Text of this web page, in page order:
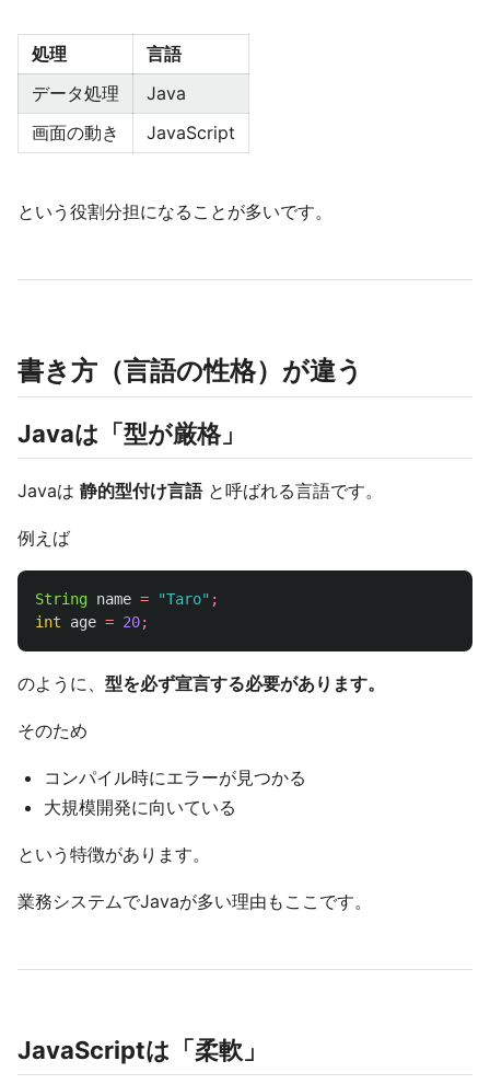
処理
言語
データ処理
Java
画面の動き
JavaScript
という役割分担になることが多いです。
書き方（言語の性格）が違う
Javaは「型が厳格」
Javaは 静的型付け言語と呼ばれる言語です。
例えば
String name = "Taro" ;
int
age = 20;
のように、 型を必ず宣言する必要があります。
そのため
コンパイル時にエラーが見つかる
大規模開発に向いている
という特徴があります。
業務システムでJavaが多い理由もここです。
JavaScriptは「柔軟」